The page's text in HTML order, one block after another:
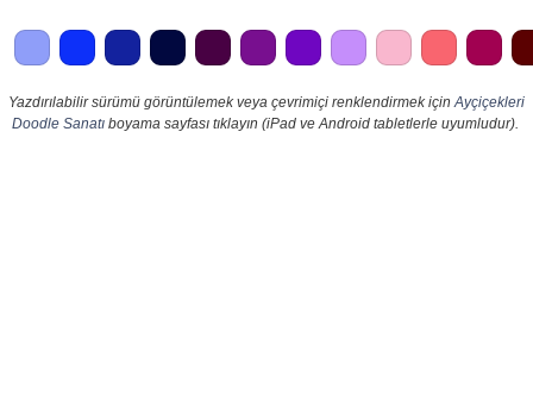
Yazdırılabilir sürümü görüntülemek veya çevrimiçi renklendirmek için Ayçiçekleri
Doodle Sanatıboyama sayfası tıklayın (iPad ve Android tabletlerle uyumludur).